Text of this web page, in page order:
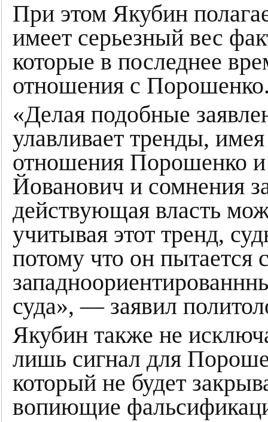
При этом Якубин
имеет серьезный вес
которые в последнее
отношения с
«Делая подобные
улавливает тренды,
отношения Порошенко
Йованович и сомнения
действующая власть
учитывая этот тренд,
потому что он пытается
суда», — заявил
Якубин также не
лишь сигнал для
который не будет
вопиющие